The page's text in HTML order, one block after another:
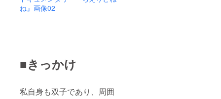
■きっかけ
私自身も双子であり、周囲